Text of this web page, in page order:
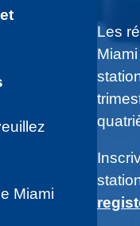
Miami
Les